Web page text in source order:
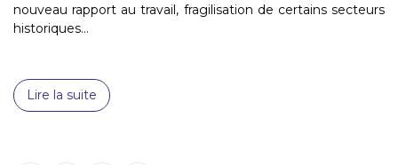
nouveau rapport au travail, fragilisation de certains secteurs
historiques...
Lire la suite